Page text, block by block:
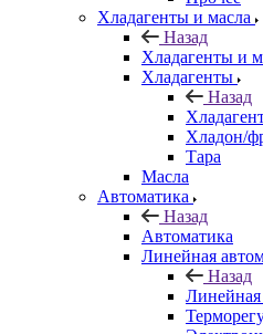
Хладагенты и масла
Назад
Хладагенты и
Хладагенты
Назад
Хладон/
Тара
Масла
Автоматика
Назад
Автоматика
Линейная
Назад
Линейная